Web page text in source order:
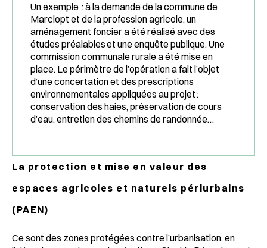
Un exemple :àla demande de lacommunede
Marclopt et de la profession agricole,un
aménagement foncier a été réalisé avec des
études préalables et uneenquête publique. Une
commission communale rurale a été mise en
place. Le périmètre de l’opérationa fait l’objet
d’une concertation et des prescriptions
environnementales appliquées au projet:
conservation des haies, préservation de cours
d’eau, entretien des chemins de randonnée…
La protection et mise en valeur des
espaces agricoles et naturels périurbains
(PAEN)
Ce sont des zones protégées contre l’urbanisation, en